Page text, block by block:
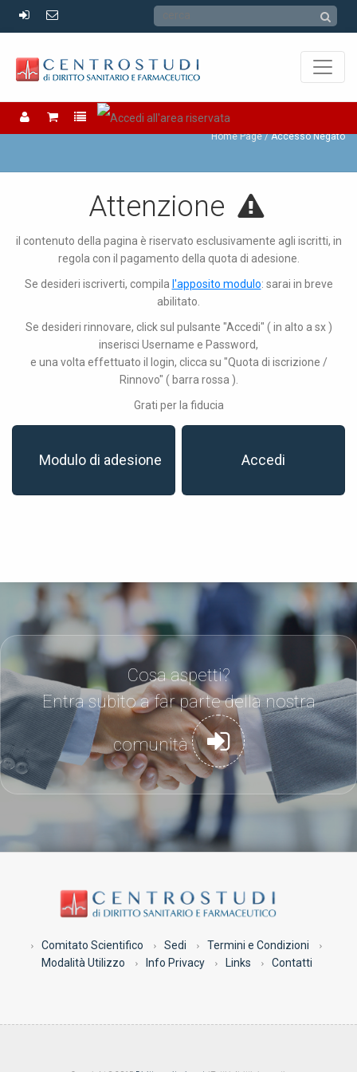
Accesso Negato
Home Page Accesso Negato
Attenzione
il contenuto della pagina è riservato esclusivamente agli iscritti, in
regola con il pagamento della quota di adesione.
Se desideri iscriverti, compila l'apposito modulo: sarai in breve
abilitato.
Se desideri rinnovare, click sul pulsante "Accedi" ( in alto a sx )
inserisci Username e Password,
e una volta effettuato il login, clicca su "Quota di iscrizione /
Rinnovo" ( barra rossa ).
Grati per la fiducia
Modulo di adesione Accedi
Cosa aspetti?
Entra subito a far parte della nostra
comunità
Comitato Scientifico Sedi
Termini e Condizioni
Modalità Utilizzo
Info Privacy Links Contatti